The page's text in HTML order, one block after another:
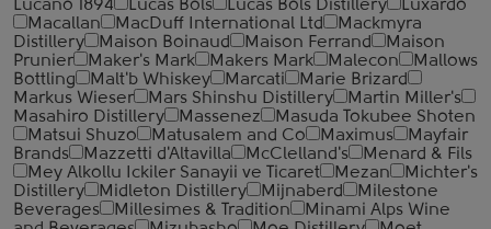
Lucano 1894
Lucas Bols Lucas Bols Distillery
Luxardo
Macallan
MacDuff International Ltd
Mackmyra
Distillery
Maison Boinaud Maison Ferrand
Maison
Prunier
Maker's Mark Makers Mark Malecon
Mallows
Bottling
Malt'b Whiskey Marcati
Marie Brizard
Markus Wieser
Mars Shinshu Distillery
Martin Miller's
Masahiro Distillery
Massenez
Masuda Tokubee Shoten
Matsui Shuzo
Matusalem and Co Maximus
Mayfair
Brands
Mazzetti d'Altavilla McClelland's
Menard & Fils
Mey Alkollu Ickiler Sanayii ve Ticaret
Mezan
Michter's
Distillery
Midleton Distillery Mijnaberd
Milestone
Beverages
Millesimes & Tradition
Minami Alps Wine